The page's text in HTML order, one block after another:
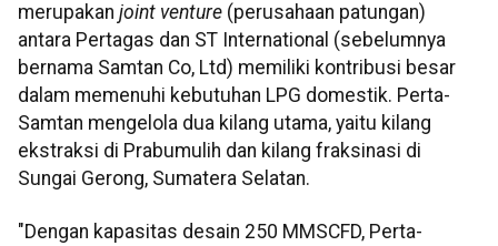
merupakan joint venture (perusahaan patungan)
antara Pertagas dan ST International (sebelumnya
bernama Samtan Co, Ltd) memiliki kontribusi besar
dalam memenuhi kebutuhan LPG domestik. Perta-
Samtan mengelola dua kilang utama, yaitu kilang
ekstraksi di Prabumulih dan kilang fraksinasi di
Sungai Gerong, Sumatera Selatan.
"Dengan kapasitas desain 250 MMSCFD, Perta-